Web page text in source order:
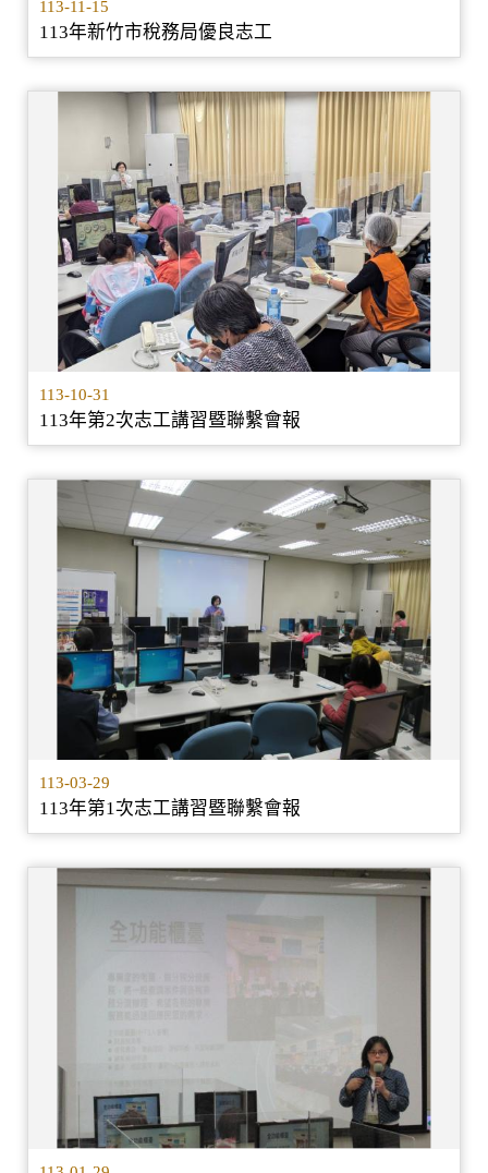
113-11-15
113年新竹市稅務局優良志工
113-10-31
113年第2次志工講習暨聯繫會報
113-03-29
113年第1次志工講習暨聯繫會報